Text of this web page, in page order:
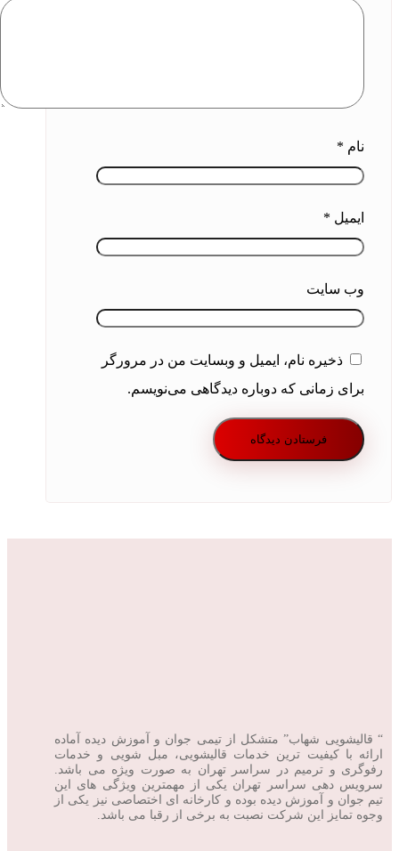
نام *
ایمیل *
وب‌ سایت
ذخیره نام، ایمیل و وبسایت من در مرورگر
برای زمانی که دوباره دیدگاهی می‌نویسم.
“ قالیشویی شهاب” متشکل از تیمی جوان و آموزش دیده آماده
ارائه با کیفیت ترین خدمات قالیشویی، مبل شویی و خدمات
رفوگری و ترمیم در سراسر تهران به صورت ویژه می باشد.
سرویس دهی سراسر تهران یکی از مهمترین ویژگی های این
تیم جوان و آموزش دیده بوده و کارخانه ای اختصاصی نیز یکی از
وجوه تمایز این شرکت نصبت به برخی از رقبا می باشد.